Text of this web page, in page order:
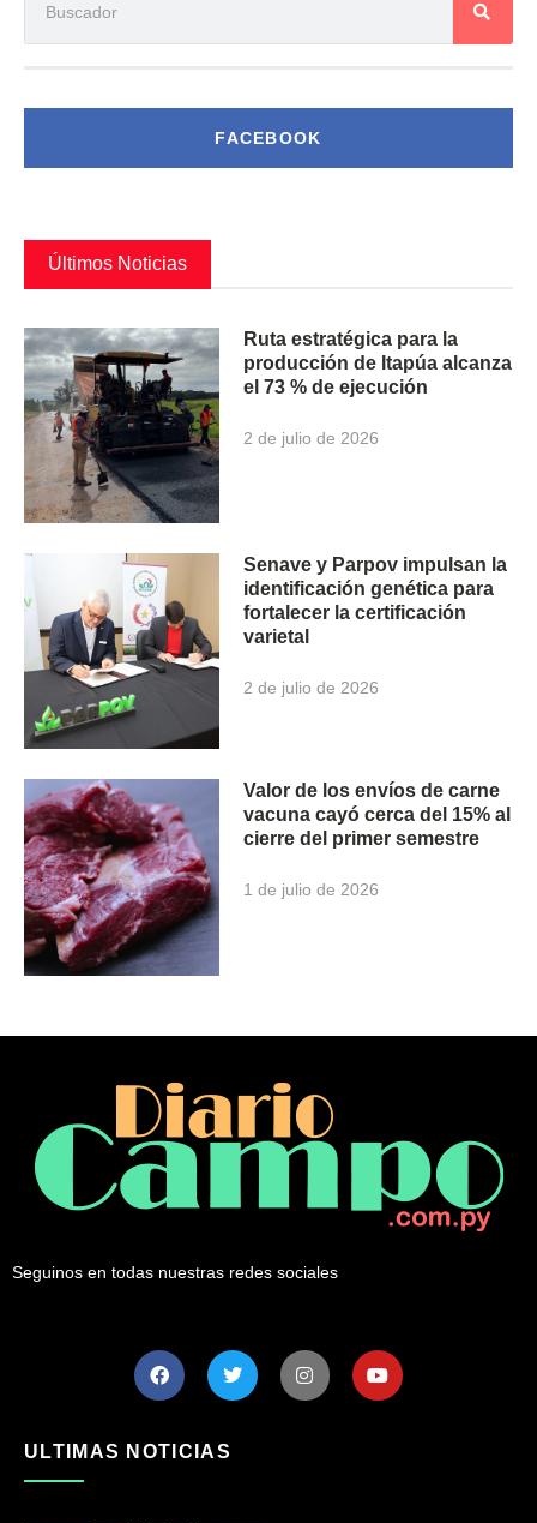
FACEBOOK
Últimos Noticias
Ruta estratégica para la
producción de Itapúa alcanza
el 73 % de ejecución
2 de julio de 2026
Senave y Parpov impulsan la
identificación genética para
fortalecer la certificación
varietal
2 de julio de 2026
Valor de los envíos de carne
vacuna cayó cerca del 15% al
cierre del primer semestre
1 de julio de 2026
Seguinos en todas nuestras redes sociales
ULTIMAS NOTICIAS